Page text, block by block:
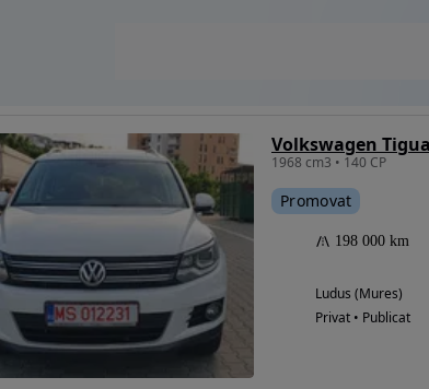
1968 cm3 • 140 CP
Promovat
198 000 km
Ludus (Mures)
Privat • Publicat